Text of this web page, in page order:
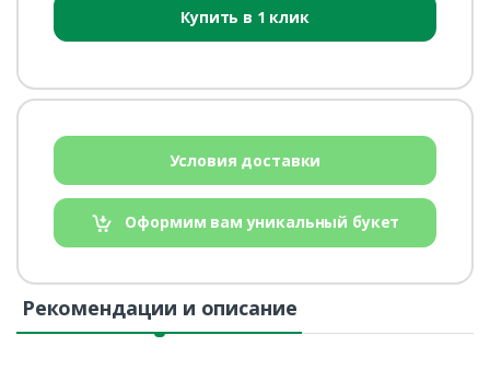
Купить в 1 клик
Условия доставки
Оформим вам уникальный букет
Рекомендации и описание